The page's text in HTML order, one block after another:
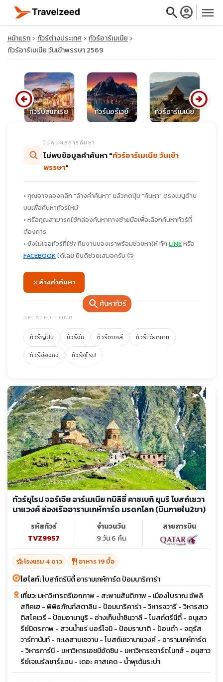
searchaccount_circle menu
close
travel_explore
หน้าแรก ทัวร์ต่างประเทศ
ทัวร์อาร์เมเนีย
ทัวร์อาร์เมเนีย วันเข้าพรรษา 2569
ทัวร์บัลแกเรีย ทัวร์นอร์เวย์ ทัวร์อาร์เมเนีย
arrow_circle_left arrow_circle_right
searchค้นหาทัวร์
ไม่พบผลการค้นหา
ไม่พบข้อมูลคำค้นหา "ทัวร์อาร์เมเนีย วันเข้า
พรรษา"
• คุณอาจลองคลิก "ล้างคำค้นหา" แล้วกดปุ่ม "ค้นหา" ตรงเมนูด้าน
บนเพื่อค้นหาทัวร์ใหม่
• หรือคุณสามารถใช้กล่องค้นหาทางซ้ายมือเพื่อเลือกค้นหาทัวร์ที่
ต้องการ
• ยังไม่เจอทัวร์ที่ใช่? ทีมงานของเราพร้อมช่วยหาให้ ทัก LINEหรือ
FACEBOOKได้เลย ยินดีช่วยเสมอครับ 😊
ล้างคำค้นหา
RELATED TOUR
ทัวร์ญี่ปุ่น ทัวร์จีน ทัวร์เกาหลี
ทัวร์เวียดนาม
ทัวร์ฮ่องกง
ทัวร์ยุโรป
ทัวร์ยุโรป จอร์เจีย อาร์เมเนีย ทบิลิซี่ คาซเบกิ ยุมริ โบสถ์เซวา
นาแวงค์ ล่องเรืออารามเกห์การ์ด มรดกโลก (บินภายใน2ขา)
รหัสทัวร์
TVZ9957
จำนวนวัน
9 วัน 6 คืน
สายการบิน
hotel_classโรงแรม 4 ดาว restaurant อาหาร 19 มื้อ
ไฮไลท์:โบสถ์ตรีนีตี้ อารามเกห์การ์ด ป้อมนาริคาร่า
เที่ยว:มหาวิหารตรีเอกภาพ - สะพานสันติภาพ - เมืองโบราณ อัพลิ
สทิคเฮ - พิพิธภัณฑ์สตาลิน - ป้อมนาริคาร่า - วิหารจวารี - วิหารสเว
ติสโคเวรี - ป้อมอานานูริ - อ่างเก็บน้ำซินวาลี - โบสถ์ตรีนีตี้ - อนุเสว
รีย์มิตรภาพ - สวนน้ำแร่ บอร์โจมิ - ป้อมราบาติ - ป้อมดำ - จตุรัส
วาร์ทานันท์ - ทะเลสาบเซวาน - โบสถ์เซวานาแวงค์ - อารามเกห์การ์ด
- วิหารการ์นี - มหาวิหารเอชมีอัดซิน - มหาวิหารซวาร์ตโนทส์ - อนุสาว
รีย์เจเนรัลซาร์แฮน - เดอะ คาสเคด - น้ำพุเต้นระบำ